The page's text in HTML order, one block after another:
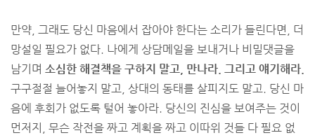
만약, 그래도 당신 마음에서 잡아야 한다는 소리가 들린다면, 더
망설일 필요가 없다. 나에게 상담메일을 보내거나 비밀댓글을
남기며 소심한 해결책을 구하지 말고, 만나라. 그리고 얘기해라.
구구절절 늘어놓지 말고, 상대의 동태를 살피지도 말고. 당신 마
음에 후회가 없도록 털어 놓아라. 당신의 진심을 보여주는 것이
먼저지, 무슨 작전을 짜고 계획을 짜고 이따위 것들 다 필요 없